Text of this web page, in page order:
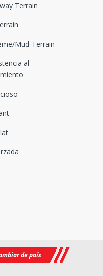
Terrain
Mud-Terrain
al
de país